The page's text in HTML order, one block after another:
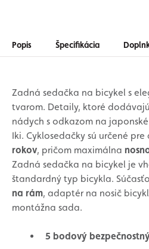
Popis Špecifikácia
Zadná sedačka na bicykel s
tvarom. Detaily, ktoré
nádych s odkazom na
Iki. Cyklosedačky sú určené pre
rokov, pričom maximálna
Zadná sedačka na bicykel je
štandardný typ bicykla.
na rám, adaptér na nosič
montážna sada.
5 bodový